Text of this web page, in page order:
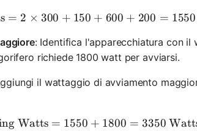
\text{Total Running
= 2 × 300 + 150 + 600 + 200 = 1550
: Identifica l'apparecchiatura con il
richiede 1800 watt per avviarsi.
il wattaggio di avviamento
\text{Required Starting
Watts = 1550 + 1800 = 3350